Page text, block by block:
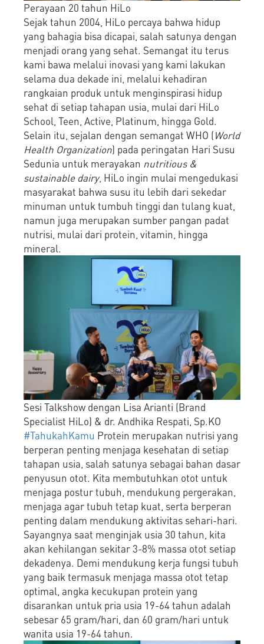
Perayaan 20 tahun HiLo
Sejak tahun 2004, HiLo percaya bahwa hidup
yang bahagia bisa dicapai, salah satunya dengan
menjadi orang yang sehat. Semangat itu terus
kami bawa melalui inovasi yang kami lakukan
selama dua dekade ini, melalui kehadiran
rangkaian produk untuk menginspirasi hidup
sehat di setiap tahapan usia, mulai dari HiLo
School, Teen, Active, Platinum, hingga Gold.
Selain itu, sejalan dengan semangat WHO (World
Health Organization) pada peringatan Hari Susu
Sedunia untuk merayakan nutritious &
sustainable dairy, HiLo ingin mulai mengedukasi
masyarakat bahwa susu itu lebih dari sekedar
minuman untuk tumbuh tinggi dan tulang kuat,
namun juga merupakan sumber pangan padat
nutrisi, mulai dari protein, vitamin, hingga
mineral.
Sesi Talkshow dengan Lisa Arianti (Brand
Specialist HiLo) & dr. Andhika Respati, Sp.KO
#TahukahKamu Protein merupakan nutrisi yang
berperan penting menjaga kesehatan di setiap
tahapan usia, salah satunya sebagai bahan dasar
penyusun otot. Kita membutuhkan otot untuk
menjaga postur tubuh, mendukung pergerakan,
menjaga agar tubuh tetap kuat, serta berperan
penting dalam mendukung aktivitas sehari-hari.
Sayangnya saat menginjak usia 30 tahun, kita
akan kehilangan sekitar 3-8% massa otot setiap
dekadenya. Demi mendukung kerja fungsi tubuh
yang baik termasuk menjaga massa otot tetap
optimal, angka kecukupan protein yang
disarankan untuk pria usia 19-64 tahun adalah
sebesar 65 gram/hari, dan 60 gram/hari untuk
wanita usia 19-64 tahun.